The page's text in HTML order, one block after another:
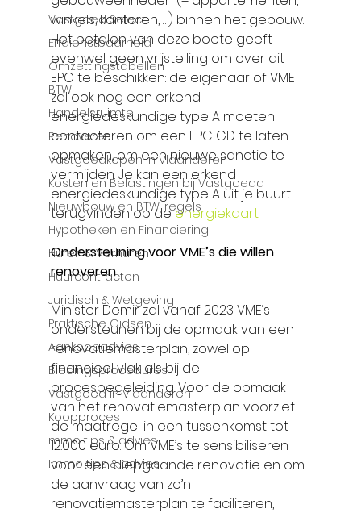
Vastgoed Select
Erfdienstbaarheid
Omzettingstabellen
BTW
Handelsruimte
Renoveren
Vastgoedkopen in Vlaanderen
Kosten en Belastingen bij Vastgoeda
Nieuwbouw en BTW-regels
Hypotheken en Financiering
Huren & Verhuren
Huurcontracten
Juridisch & Wetgeving
Praktische Gidsen
Aankoopadvies
Biedingsprocedures
Vastgoed in Vlaanderen
Koopproces
mmo tips & advies
Immo tips & advies
winkels, kantoren, …) binnen het gebouw.
Het betalen van deze boete geeft
evenwel geen vrijstelling om over dit
EPC te beschikken: de eigenaar of VME
zal ook nog een erkend
energiedeskundige type A moeten
contacteren om een EPC GD te laten
opmaken, om een nieuwe sanctie te
vermijden. Je kan een erkend
energiedeskundige type A uit je buurt
terugvinden op de energiekaart.
Ondersteuning voor VME’s die willen
renoveren
Minister Demir zal vanaf 2023 VME’s
ondersteunen bij de opmaak van een
renovatiemasterplan, zowel op
financieel vlak als bij de
procesbegeleiding. Voor de opmaak
van het renovatiemasterplan voorziet
de maatregel in een tussenkomst tot
12.000 euro. Om VME’s te sensibiliseren
voor een diepgaande renovatie en om
de aanvraag van zo’n
renovatiemasterplan te faciliteren,